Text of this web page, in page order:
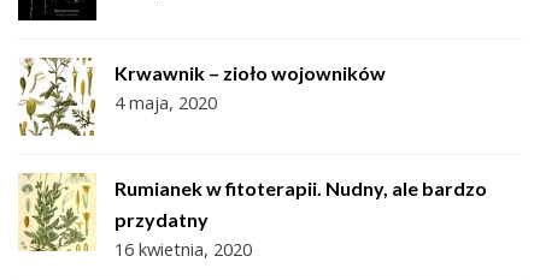
Krwawnik – zioło wojowników
4 maja, 2020
Rumianek w fitoterapii. Nudny, ale bardzo
przydatny
16 kwietnia, 2020